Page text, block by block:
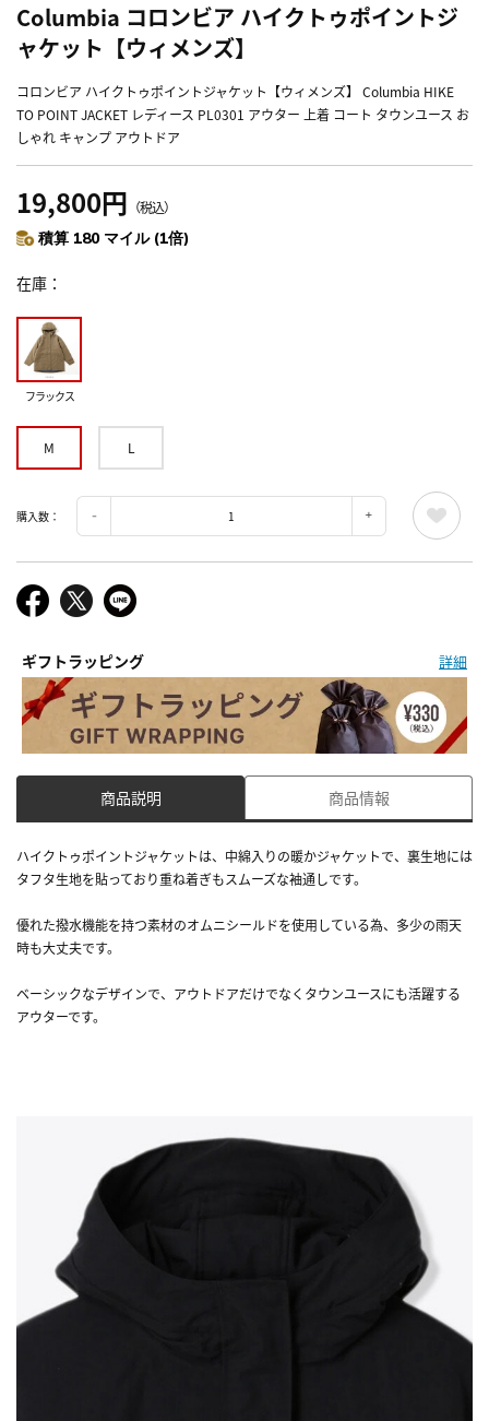
Columbia コロンビア ハイクトゥポイントジ
ャケット【ウィメンズ】
コロンビア ハイクトゥポイントジャケット【ウィメンズ】 Columbia HIKE
TO POINT JACKET レディース PL0301 アウター 上着 コート タウンユース お
しゃれ キャンプ アウトドア
19,800円 （税込）
積算 180 マイル (1倍)
在庫
フラックス
M L
購入数：
ギフトラッピング 詳細
商品説明 商品情報
ハイクトゥポイントジャケットは、中綿入りの暖かジャケットで、裏生地には
タフタ生地を貼っており重ね着ぎもスムーズな袖通しです。
優れた撥水機能を持つ素材のオムニシールドを使用している為、多少の雨天
時も大丈夫です。
ベーシックなデザインで、アウトドアだけでなくタウンユースにも活躍する
アウターです。